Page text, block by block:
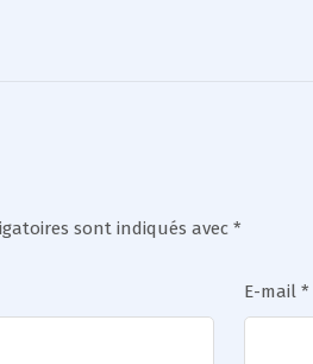
sont indiqués avec *
E-mail *